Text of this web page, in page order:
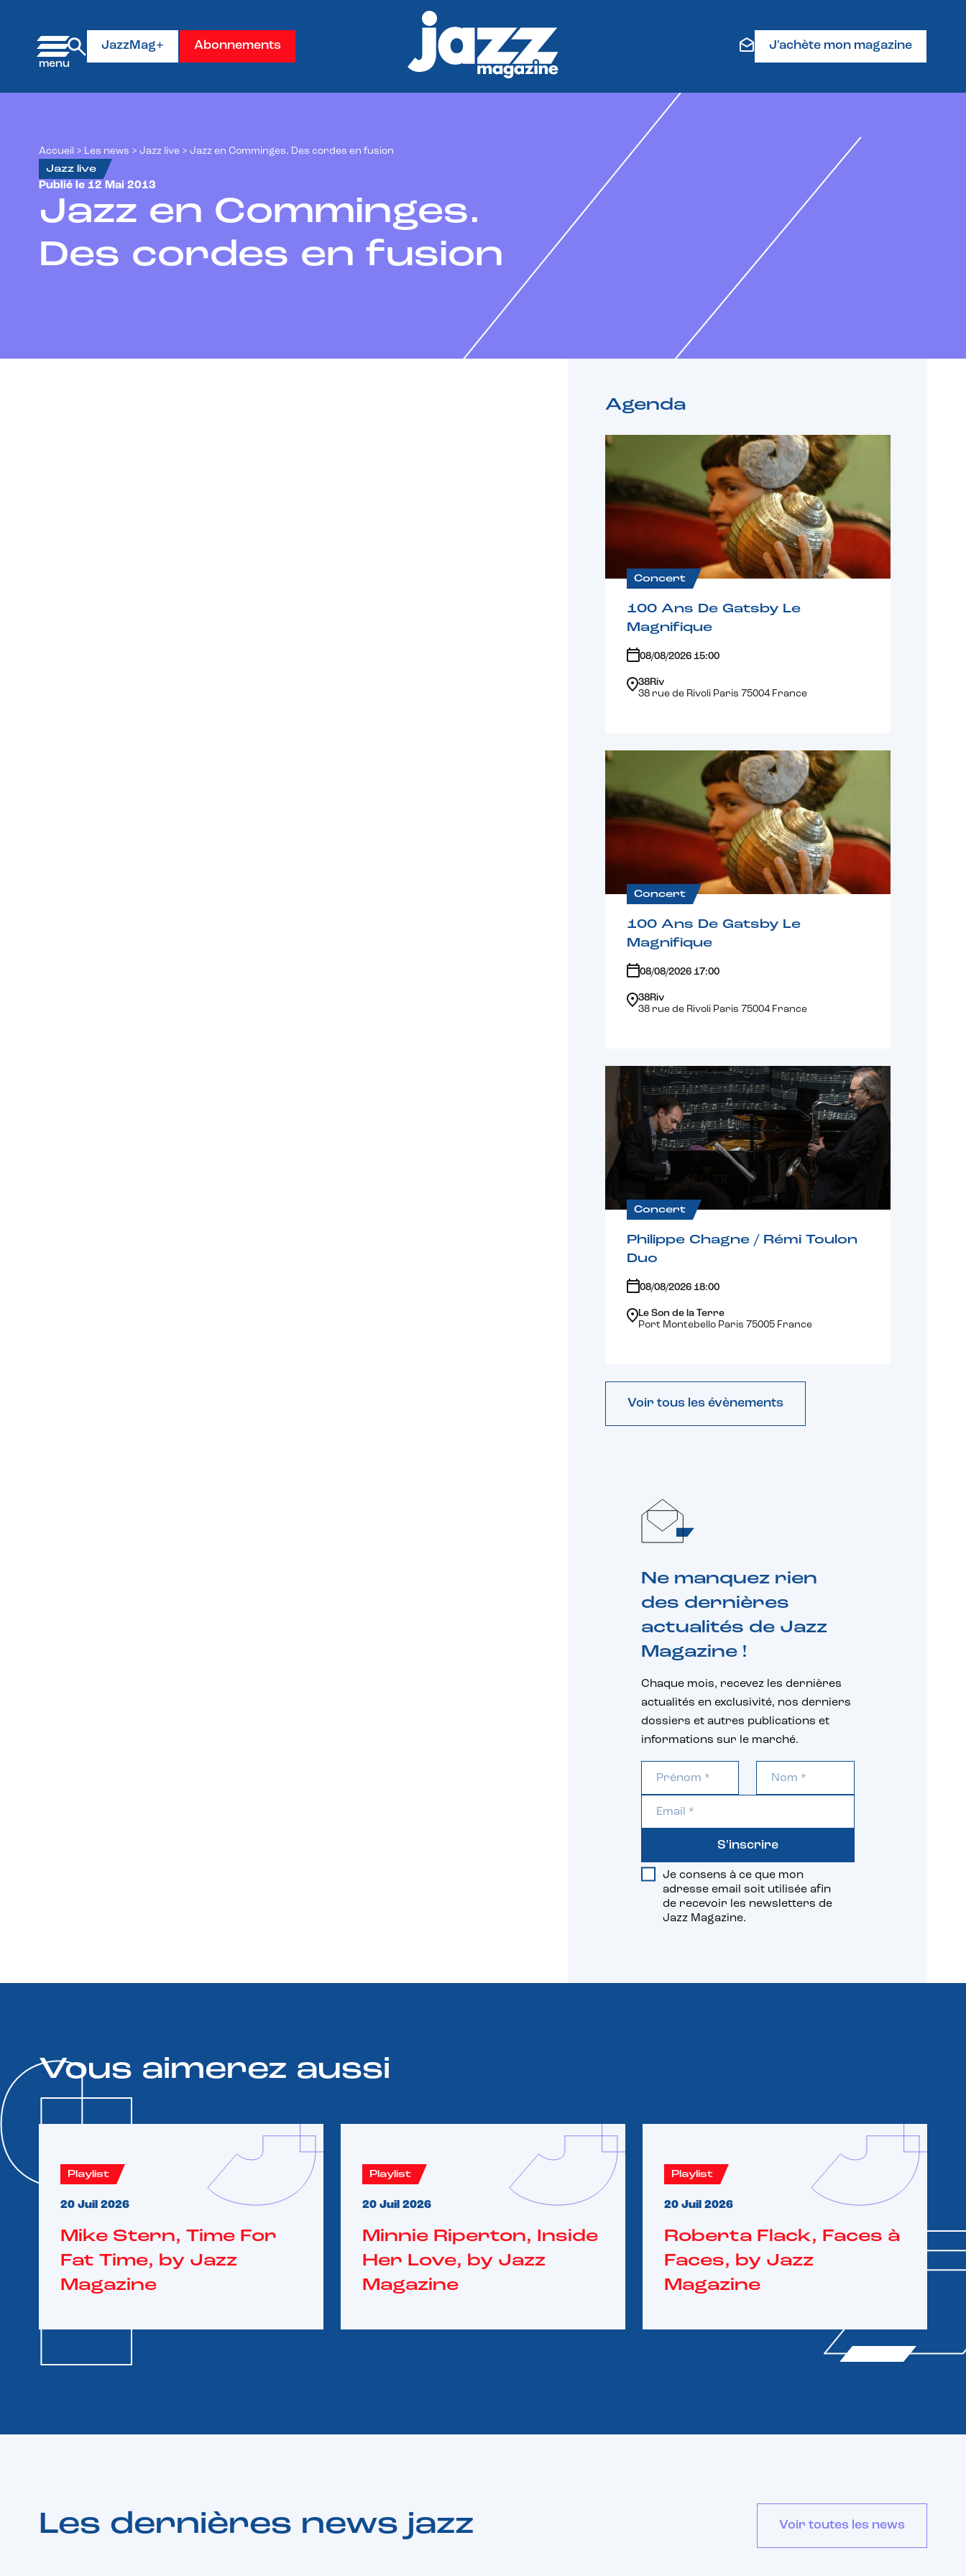
JazzMag+ Abonnements J'achète mon magazine
Accueil > Les news > Jazz live > Jazz en Comminges. Des cordes en fusion
Jazz live
Publié le 12 Mai 2013
Jazz en Comminges.
Des cordes en fusion
Agenda
Concert
100 Ans De Gatsby Le
Magnifique
08/08/2026 15:00
38Riv
38 rue de Rivoli Paris 75004 France
Concert
100 Ans De Gatsby Le
Magnifique
08/08/2026 17:00
38Riv
38 rue de Rivoli Paris 75004 France
Concert
Philippe Chagne / Rémi Toulon
Duo
08/08/2026 18:00
Le Son de la Terre
Port Montebello Paris 75005 France
Voir tous les évènements
Ne manquez rien
des dernières
actualités de Jazz
Magazine !
Chaque mois, recevez les dernières
actualités en exclusivité, nos derniers
dossiers et autres publications et
informations sur le marché.
Je consens à ce que mon
adresse email soit utilisée afin
de recevoir les newsletters de
Jazz Magazine.
S'inscrire
Vous aimerez aussi
Playlist
20 Juil 2026
Mike Stern, Time For
Fat Time, by Jazz
Magazine
Playlist
20 Juil 2026
Minnie Riperton, Inside
Her Love, by Jazz
Magazine
Playlist
20 Juil 2026
Roberta Flack, Faces à
Faces, by Jazz
Magazine
Les dernières news jazz Voir toutes les news